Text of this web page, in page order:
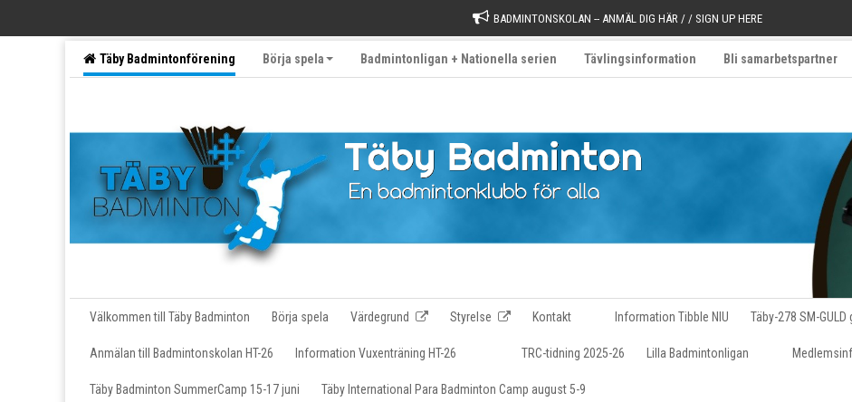
BADMINTONSKOLAN -- ANMÄL DIG HÄR / / SIGN UP HERE
Täby Badmintonförening Börja spela Badmintonligan + Nationella serien Tävlingsinformation Bli samarbetspartner
Välkommen till Täby Badminton Börja spela Värdegrund Styrelse Kontakt Information Tibble NIU Täby-278 SM-
Anmälan till Badmintonskolan HT-26 Information Vuxenträning HT-26 TRC-tidning 2025-26 Lilla Badmintonligan
Täby Badminton SummerCamp 15-17 juni Täby International Para Badminton Camp august 5-9